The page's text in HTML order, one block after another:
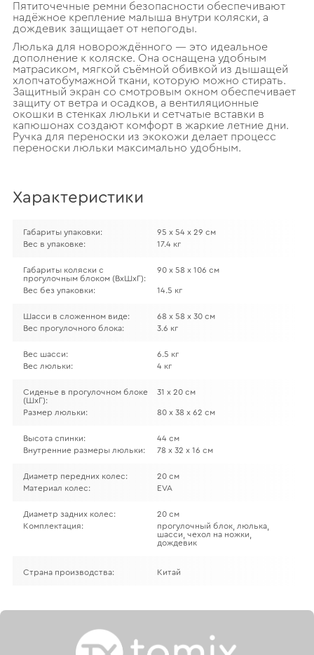
Пятиточечные ремни безопасности обеспечивают
надёжное крепление малыша внутри коляски, а
дождевик защищает от непогоды.
Люлька для новорождённого — это идеальное
дополнение к коляске. Она оснащена удобным
матрасиком, мягкой съёмной обивкой из дышащей
хлопчатобумажной ткани, которую можно стирать.
Защитный экран со смотровым окном обеспечивает
защиту от ветра и осадков, а вентиляционные
окошки в стенках люльки и сетчатые вставки в
капюшонах создают комфорт в жаркие летние дни.
Ручка для переноски из экокожи делает процесс
переноски люльки максимально удобным.
Характеристики
Габариты упаковки:
95 х 54 х 29 см
Вес в упаковке:
17.4 кг
Габариты коляски с
прогулочным блоком (ВхШхГ):
90 х 58 х 106 см
Вес без упаковки: 14.5 кг
Шасси в сложенном виде:
68 х 58 х 30 см
Вес прогулочного блока:
3.6 кг
Вес шасси:
6.5 кг
Вес люльки:
4 кг
Сиденье в прогулочном блоке
(ШхГ):
31 х 20 см
Размер люльки: 80 х 38 х 62 см
Высота спинки:
44 см
Внутренние размеры люльки:
78 х 32 х 16 см
Диаметр передних колес:
20 см
Материал колес:
EVA
Диаметр задних колес:
20 см
Комплектация:
прогулочный блок, люлька,
шасси, чехол на ножки,
дождевик
Страна производства: Китай